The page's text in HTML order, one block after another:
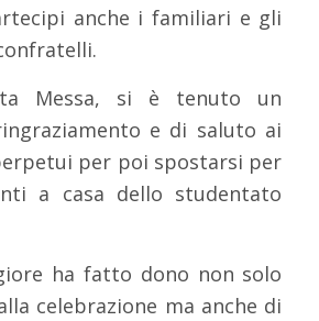
anche i familiari e gli
Messa, si è tenuto un
e di saluto ai
per poi spostarsi per
a casa dello studentato
ha fatto dono non solo
celebrazione ma anche di